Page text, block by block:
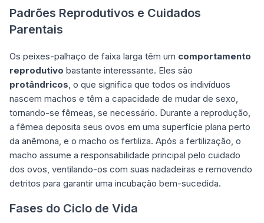
Padrões Reprodutivos e Cuidados
Parentais
Os peixes-palhaço de faixa larga têm um comportamento
reprodutivo bastante interessante. Eles são
protândricos, o que significa que todos os indivíduos
nascem machos e têm a capacidade de mudar de sexo,
tornando-se fêmeas, se necessário. Durante a reprodução,
a fêmea deposita seus ovos em uma superfície plana perto
da anêmona, e o macho os fertiliza. Após a fertilização, o
macho assume a responsabilidade principal pelo cuidado
dos ovos, ventilando-os com suas nadadeiras e removendo
detritos para garantir uma incubação bem-sucedida.
Fases do Ciclo de Vida